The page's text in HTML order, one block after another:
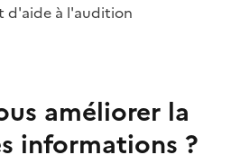
d'aide à l'audition
améliorer la
informations ?